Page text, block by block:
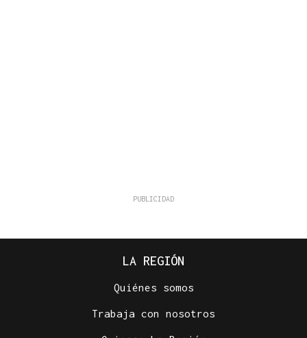
LA REGIÓN
Quiénes somos
Trabaja con nosotros